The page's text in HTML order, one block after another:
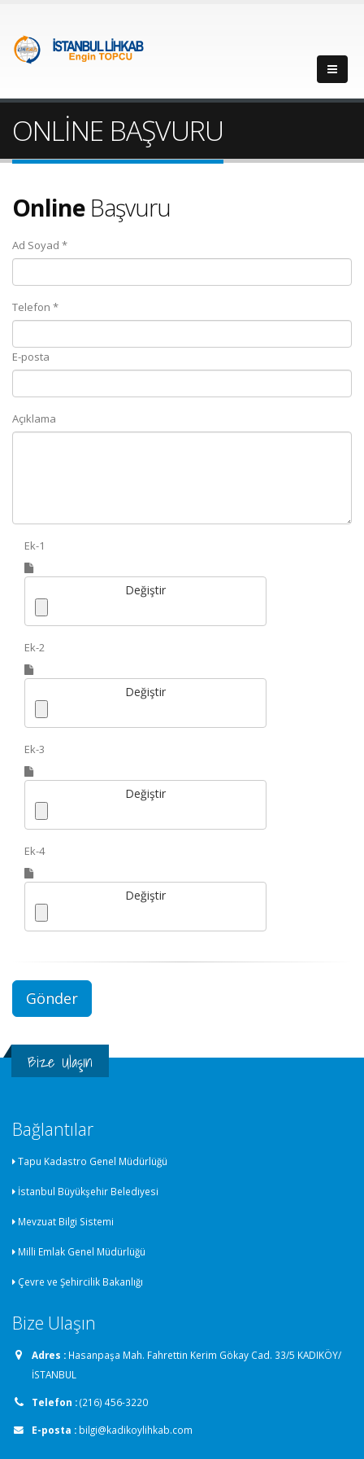
ONLİNE BAŞVURU
Online Başvuru
Ad Soyad *
Telefon *
E-posta
Açıklama
Ek-1
Değiştir
Ek-2
Değiştir
Ek-3
Değiştir
Ek-4
Değiştir
Bize Ulaşın
Bağlantılar
Tapu Kadastro Genel Müdürlüğü
İstanbul Büyükşehir Belediyesi
Mevzuat Bilgi Sistemi
Milli Emlak Genel Müdürlüğü
Çevre ve Şehircilik Bakanlığı
Bize Ulaşın
Adres : Hasanpaşa Mah. Fahrettin Kerim Gökay Cad. 33/5 KADIKÖY/
İSTANBUL
Telefon :(216) 456-3220
E-posta : bilgi@kadikoylihkab.com